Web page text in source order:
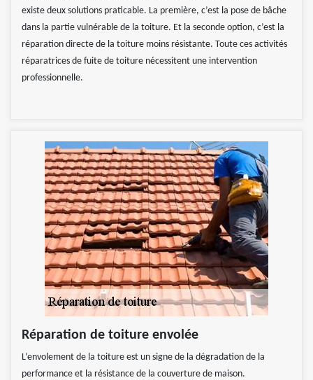
existe deux solutions praticable. La première, c’est la pose de bâche
dans la partie vulnérable de la toiture. Et la seconde option, c’est la
réparation directe de la toiture moins résistante. Toute ces activités
réparatrices de fuite de toiture nécessitent une intervention
professionnelle.
Réparation de toiture envolée
L’envolement de la toiture est un signe de la dégradation de la
performance et la résistance de la couverture de maison.